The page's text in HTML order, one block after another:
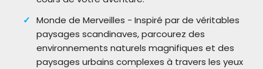
Monde de Merveilles - Inspiré par de véritables
paysages scandinaves, parcourez des
environnements naturels magnifiques et des
paysages urbains complexes à travers les yeux